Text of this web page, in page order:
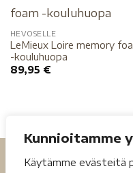
Kunnioitamme
Käytämme evästeitä
HEVOSELLE
LeMieux Loire memory
-kouluhuopa
89,95 €